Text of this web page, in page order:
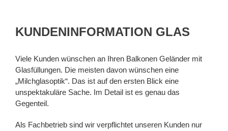
KUNDENINFORMATION GLAS
Viele Kunden wünschen an Ihren Balkonen Geländer mit
Glasfüllungen. Die meisten davon wünschen eine
„Milchglasoptik“. Das ist auf den ersten Blick eine
unspektakuläre Sache. Im Detail ist es genau das
Gegenteil.
Als Fachbetrieb sind wir verpflichtet unseren Kunden nur